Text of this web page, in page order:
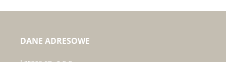
DANE ADRESOWE